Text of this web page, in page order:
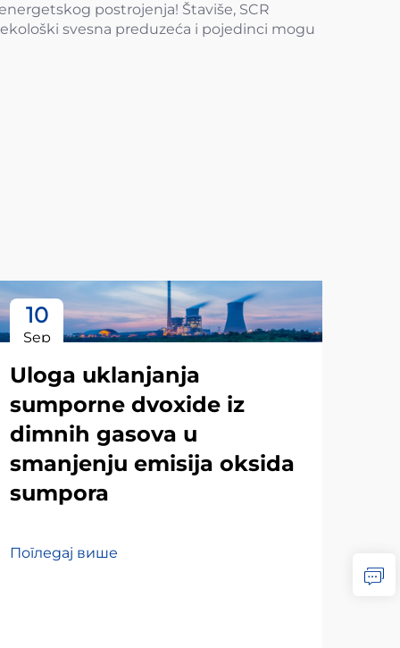
postrojenja! Štaviše, SCR
svesna preduzeća i pojedinci mogu
10
Sep
Uloga uklanjanja
sumporne dvoxide iz
dimnih gasova u
smanjenju emisija oksida
sumpora
Погледај више